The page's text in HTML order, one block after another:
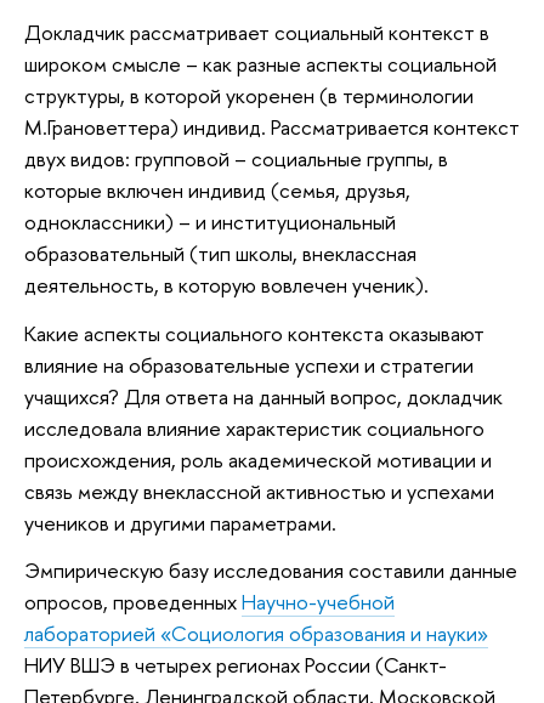
Докладчик рассматривает социальный контекст в
широком смысле – как разные аспекты социальной
структуры, в которой укоренен (в терминологии
М.Грановеттера) индивид. Рассматривается контекст
двух видов: групповой – социальные группы, в
которые включен индивид (семья, друзья,
одноклассники) – и институциональный
образовательный (тип школы, внеклассная
деятельность, в которую вовлечен ученик).
Какие аспекты социального контекста оказывают
влияние на образовательные успехи и стратегии
учащихся? Для ответа на данный вопрос, докладчик
исследовала влияние характеристик социального
происхождения, роль академической мотивации и
связь между внеклассной активностью и успехами
учеников и другими параметрами.
Эмпирическую базу исследования составили данные
опросов, проведенныхНаучно-учебной
лабораторией «Социология образования и науки»
НИУ ВШЭ в четырех регионах России (Санкт-
Петербурге, Ленинградской области, Московской